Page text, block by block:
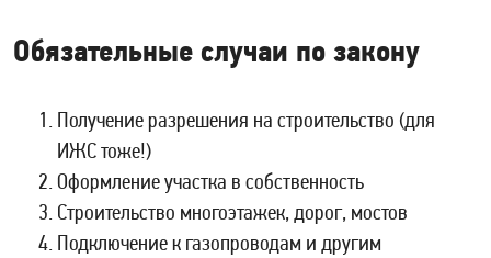
Обязательные случаи по закону
Получение разрешения на строительство (для
ИЖС тоже!)
Оформление участка в собственность
Строительство многоэтажек, дорог, мостов
Подключение к газопроводам и другим